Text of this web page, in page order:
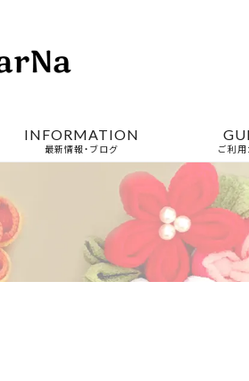
INFORMATION
最新情報・ブログ ご利